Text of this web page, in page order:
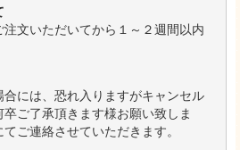
文いただいてから１～２週間以内
合には、恐れ入りますがキャンセル
ご了承頂きます様お願い致しま
ご連絡させていただきます。